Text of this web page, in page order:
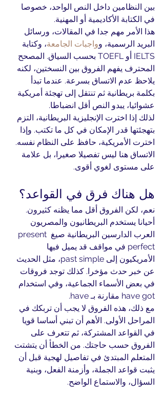
بين النظامين داخل النص الواحد، خصوصا
في الكتابة الأكاديمية أو المهنية.
هذا الأمر مهم جدا في المقالات، ورسائل
البريد الرسمية، وواجبات الجامعة، وكتابة
IELTS أو TOEFL بحسب السياق. المصحح
المحترف يفهم الفروق بين النسختين، لكنه
يلاحظ عدم الاتساق بسرعة. عندما تبدأ
بكلمة بريطانية ثم تنتقل إلى تهجئة أمريكية
عشوائيا، يبدو النص أقل انضباطا.
لذلك إذا اخترت الإنجليزية البريطانية، التزم
بتهجئتها قدر الإمكان في كل ما تكتب. وإذا
اخترت الأمريكية، حافظ على النظام نفسه.
الاتساق هنا ليس تفصيلا صغيرا، بل علامة
على مستوى لغوي أقوى.
هل هناك فرق في القواعد؟
نعم، لكن الفروق أقل مما يظنه كثيرون.
أحيانا يستخدم البريطانيون والمصريون
العرب الدارسين البريطانية صيغ present
perfect في مواقف قد يميل فيها
الأمريكيون إلى past simple، مثل الحديث
عن خبر حدث مؤخرا. كذلك توجد فروقات
في بعض الأسماء الجماعية، وفي استخدام
have got مقارنة بـ have.
مع ذلك، هذه الفروق لا يجب أن تربكك في
المراحل الأولى. الأهم أن تبني أساسا قويا
في القواعد المشتركة، ثم تتعرف على
الفروق حسب حاجتك. من الخطأ أن يتشتت
المتعلم المبتدئ في تفاصيل لهجية قبل أن
يثبت قواعد الجملة، وأزمنة الفعل، وبنية
السؤال، والاستماع الواضح.